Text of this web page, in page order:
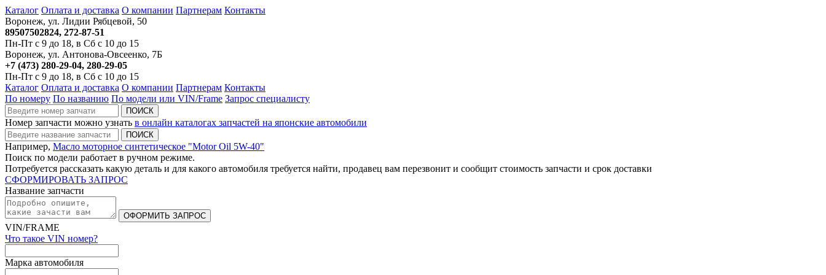
Каталог Оплата и доставка О компании Партнерам Контакты
Воронеж, ул. Лидии Рябцевой, 50
89507502824, 272-87-51
Пн-Пт с 9 до 18, в Сб с 10 до 15
Воронеж, ул. Антонова-Овсеенко, 7Б
+7 (473) 280-29-04, 280-29-05
Пн-Пт с 9 до 18, в Сб с 10 до 15
Каталог Оплата и доставка О компании Партнерам Контакты
По номеру По названию По модели или VIN/Frame Запрос специалисту
Номер запчасти можно узнать в онлайн каталогах запчастей на японские автомобили
Например, Масло моторное синтетическое "Motor Oil 5W-40"
Поиск по модели работает в ручном режиме.
Потребуется рассказать какую деталь и для какого автомобиля требуется найти, продавец вам перезвонит и сообщит стоимость запчасти и срок доставки
СФОРМИРОВАТЬ ЗАПРОС
Название запчасти
VIN/FRAME
Что такое VIN номер?
Марка автомобиля